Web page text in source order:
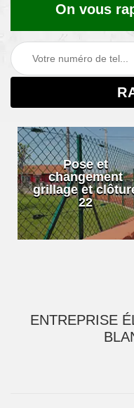
On vous
Pose et
changement
grillage et
22
ENTREPRISE